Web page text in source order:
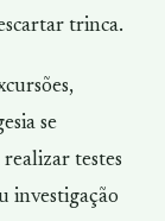
trinca.
se
realizar testes
investigação